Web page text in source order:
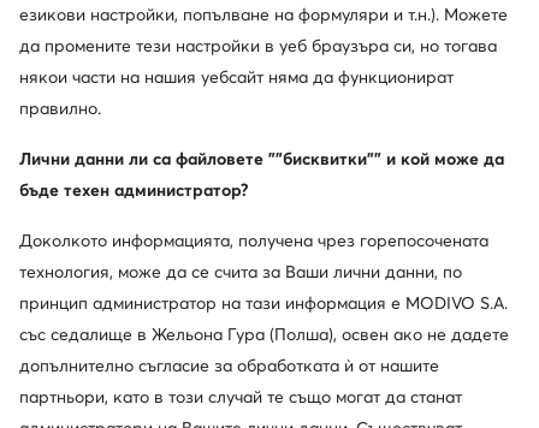
Сникърси · NB 574 · Тъмносин
Актуална цена
Редовна цена 119,99 € -19%
Kappa
Сникърси · Розов
езикови настройки, попълване на формуляри и т.н.). Можете
да промените тези настройки в уеб браузъра си, но тогава
някои части на нашия уебсайт няма да функционират
правилно.
Лични данни ли са файловете ""бисквитки"" и кой може да
бъде техен администратор?
Доколкото информацията, получена чрез горепосочената
технология, може да се счита за Ваши лични данни, по
принцип администратор на тази информация е MODIVO S.A.
със седалище в Жельона Гура (Полша), освен ако не дадете
допълнително съгласие за обработката ѝ от нашите
партньори, като в този случай те също могат да станат